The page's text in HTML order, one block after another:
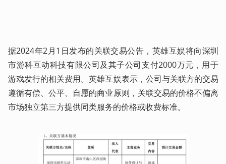
据2024年2月1日发布的关联交易公告，英雄互娱将向深圳
市游科互动科技有限公司及其子公司支付2000万元，用于
游戏发行的相关费用。英雄互娱表示，公司与关联方的交易
遵循有偿、公平、自愿的商业原则，关联交易的价格不偏离
市场独立第三方提供同类服务的价格或收费标准。